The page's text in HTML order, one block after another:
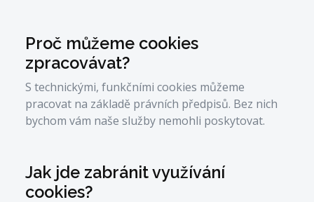
Proč můžeme cookies
zpracovávat?
S technickými, funkčními cookies můžeme
pracovat na základě právních předpisů. Bez nich
bychom vám naše služby nemohli poskytovat.
Jak jde zabránit využívání
cookies?